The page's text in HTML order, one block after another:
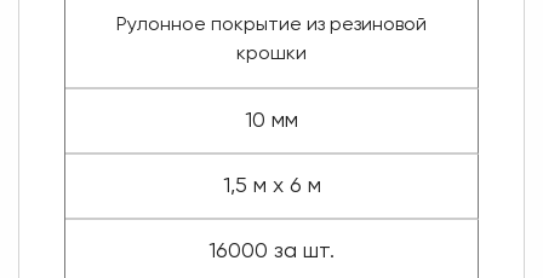
Рулонное покрытие из резиновой
крошки
10 мм
1,5 м х 6 м
16000 за шт.